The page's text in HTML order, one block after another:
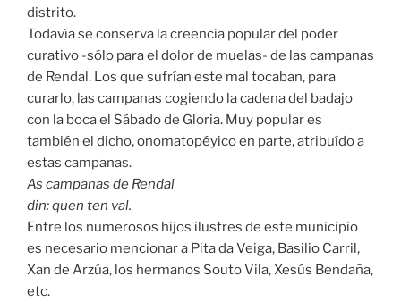
distrito.
Todavía se conserva la creencia popular del poder
curativo -sólo para el dolor de muelas- de las campanas
de Rendal. Los que sufrían este mal tocaban, para
curarlo, las campanas cogiendo la cadena del badajo
con la boca el Sábado de Gloria. Muy popular es
también el dicho, onomatopéyico en parte, atribuído a
estas campanas.
As campanas de Rendal
din: quen ten val.
Entre los numerosos hijos ilustres de este municipio
es necesario mencionar a Pita da Veiga, Basilio Carril,
Xan de Arzúa, los hermanos Souto Vila, Xesús Bendaña,
etc.